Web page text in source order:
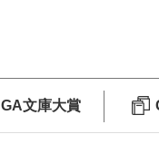
GA文庫大賞